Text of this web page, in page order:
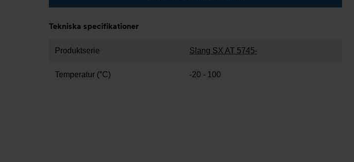
Tekniska specifikationer
Produktserie Slang SX AT 5745-
Temperatur (°C) -20 - 100